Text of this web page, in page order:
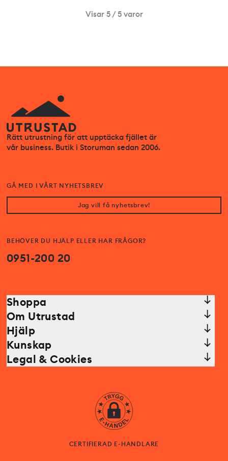
Visar 5 / 5 varor
Rätt utrustning för att upptäcka fjället är
vår business. Butik i Storuman sedan 2006.
BEHÖVER DU HJÄLP ELLER HAR FRÅGOR?
0951-200 20
GÅ MED I VÅRT NYHETSBREV
Jag vill få nyhetsbrev!
Shoppa
Om Utrustad
Hjälp
Kunskap
Legal & Cookies
CERTIFIERAD E-HANDLARE